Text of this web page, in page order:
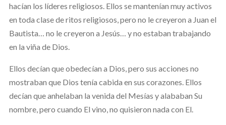
hacían los líderes religiosos. Ellos se mantenían muy activos
en toda clase de ritos religiosos, pero no le creyeron a Juan el
Bautista… no le creyeron a Jesús… y no estaban trabajando
en la viña de Dios.
Ellos decían que obedecían a Dios, pero sus acciones no
mostraban que Dios tenía cabida en sus corazones. Ellos
decían que anhelaban la venida del Mesías y alababan Su
nombre, pero cuando El vino, no quisieron nada con El.